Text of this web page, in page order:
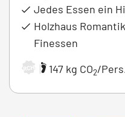
Jedes Essen ein
Holzhaus
Finessen
ARCHIV | 147 kg CO2/